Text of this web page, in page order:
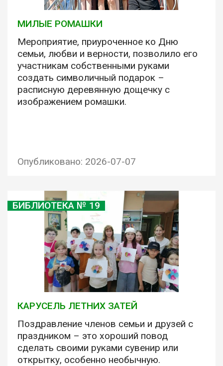
МИЛЫЕ РОМАШКИ
Мероприятие, приуроченное ко Дню
семьи, любви и верности, позволило его
участникам собственными руками
создать символичный подарок –
расписную деревянную дощечку с
изображением ромашки.
Опубликовано: 2026-07-07
БИБЛИОТЕКА № 19
КАРУСЕЛЬ ЛЕТНИХ ЗАТЕЙ
Поздравление членов семьи и друзей с
праздником – это хороший повод
сделать своими руками сувенир или
открытку, особенно необычную.